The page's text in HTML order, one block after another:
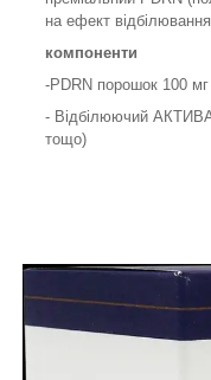
на ефект відбілювання
компоненти
-PDRN порошок 100 мг
- Відбілюючий
тощо)